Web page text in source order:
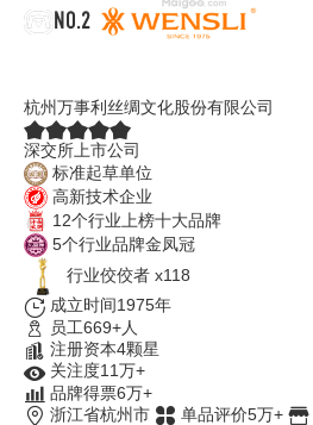
NO.2
杭州万事利丝绸文化股份有限公司
深交所上市公司
标准起草单位
高新技术企业
12个行业上榜十大品牌
5个行业品牌金凤冠
行业佼佼者 x118
成立时间1975年
员工669+人
注册资本4颗星
关注度11万+
品牌得票6万+
浙江省杭州市
单品评价5万+